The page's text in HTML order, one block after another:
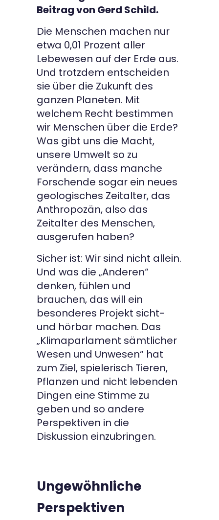
Beitrag von Gerd Schild.
Die Menschen machen nur
etwa 0,01 Prozent aller
Lebewesen auf der Erde aus.
Und trotzdem entscheiden
sie über die Zukunft des
ganzen Planeten. Mit
welchem Recht bestimmen
wir Menschen über die Erde?
Was gibt uns die Macht,
unsere Umwelt so zu
verändern, dass manche
Forschende sogar ein neues
geologisches Zeitalter, das
Anthropozän, also das
Zeitalter des Menschen,
ausgerufen haben?
Sicher ist: Wir sind nicht allein.
Und was die „Anderen“
denken, fühlen und
brauchen, das will ein
besonderes Projekt sicht-
und hörbar machen. Das
„Klimaparlament sämtlicher
Wesen und Unwesen“ hat
zum Ziel, spielerisch Tieren,
Pflanzen und nicht lebenden
Dingen eine Stimme zu
geben und so andere
Perspektiven in die
Diskussion einzubringen.
Ungewöhnliche
Perspektiven